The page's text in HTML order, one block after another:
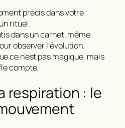
précis dans votre
rituel.
dans un carnet, même
observer l’évolution.
ce n’est pas magique, mais
compte.
respiration : le